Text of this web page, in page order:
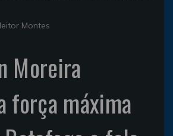
Montes
Moreira
força máxima